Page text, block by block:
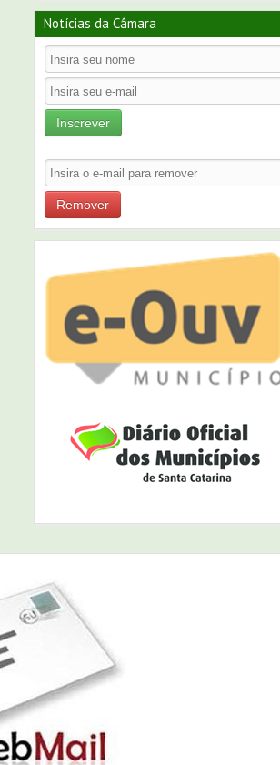
Notícias da Câmara
Inscrever
Remover